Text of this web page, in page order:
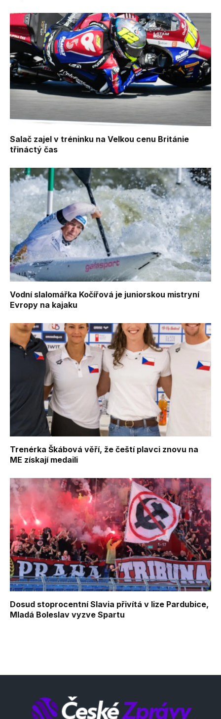
Salač zajel v tréninku na Velkou cenu Británie
třináctý čas
Vodní slalomářka Kočířová je juniorskou mistryní
Evropy na kajaku
Trenérka Škábová věří, že čeští plavci znovu na
ME získají medaili
Dosud stoprocentní Slavia přivítá v lize Pardubice,
Mladá Boleslav vyzve Spartu